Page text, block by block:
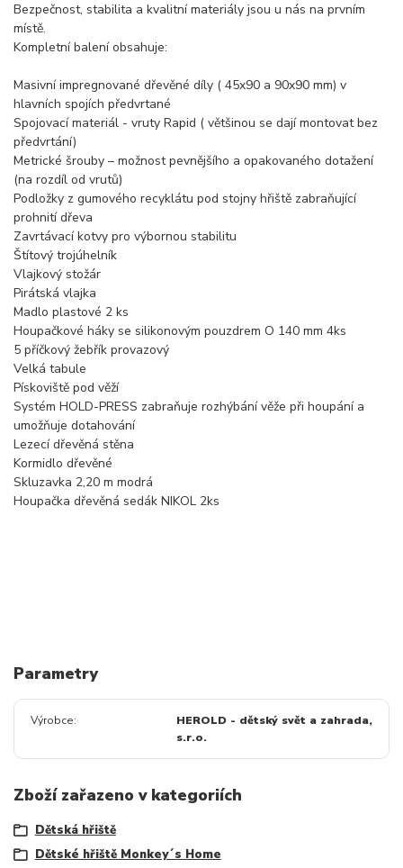
Bezpečnost, stabilita a kvalitní materiály jsou u nás na prvním
místě.
Kompletní balení obsahuje:
Masivní impregnované dřevěné díly ( 45x90 a 90x90 mm) v
hlavních spojích předvrtané
Spojovací materiál - vruty Rapid ( většinou se dají montovat bez
předvrtání)
Metrické šrouby – možnost pevnějšího a opakovaného dotažení
(na rozdíl od vrutů)
Podložky z gumového recyklátu pod stojny hřiště zabraňující
prohnití dřeva
Zavrtávací kotvy pro výbornou stabilitu
Štítový trojúhelník
Vlajkový stožár
Pirátská vlajka
Madlo plastové 2 ks
Houpačkové háky se silikonovým pouzdrem O 140 mm 4ks
5 příčkový žebřík provazový
Velká tabule
Pískoviště pod věží
Systém HOLD-PRESS zabraňuje rozhýbání věže při houpání a
umožňuje dotahování
Lezecí dřevěná stěna
Kormidlo dřevěné
Skluzavka 2,20 m modrá
Houpačka dřevěná sedák NIKOL 2ks
Parametry
Výrobce
HEROLD - dětský svět a zahrada,
s.r.o.
Zboží zařazeno v kategoriích
Dětská hřiště
Dětské hřiště Monkey´s Home